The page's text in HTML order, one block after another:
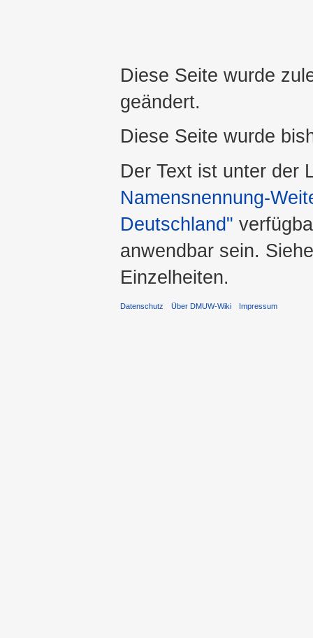
Diese Seite wurde
geändert.
Diese Seite wurde
Der Text ist unter der
Namensnennung-
Deutschland"
anwendbar sein.
Einzelheiten.
Datenschutz Über DMUW-Wiki Impressum